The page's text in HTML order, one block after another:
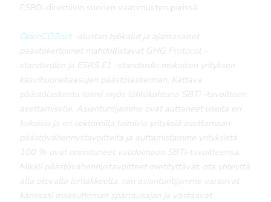
CSRD-direktiivin suorien vaatimusten piirissä.
OpenCO2net -alustan työkalut ja ajantasaiset
päästökertoimet mahdollistavat GHG Protocol -
standardien ja ESRS E1 -standardin mukaisen yrityksen
kasvihuonekaasujen päästölaskennan. Kattava
päästölaskenta toimii myös lähtökohtana SBTi -tavoitteen
asettamiselle. Asiantuntijamme ovat auttaneet useita eri
kokoisia ja eri sektoreilla toimivia yrityksiä asettamaan
päästövähennystavoitteita ja auttamistamme yrityksistä
100 % ovat onnistuneet validoimaan SBTi-tavoitteensa.
Mikäli päästövähennystavoitteet mietityttävät, ota yhteyttä
alla olevalla lomakkeella, niin asiantuntijamme varaavat
kanssasi maksuttoman sparrausajan ja vastaavat